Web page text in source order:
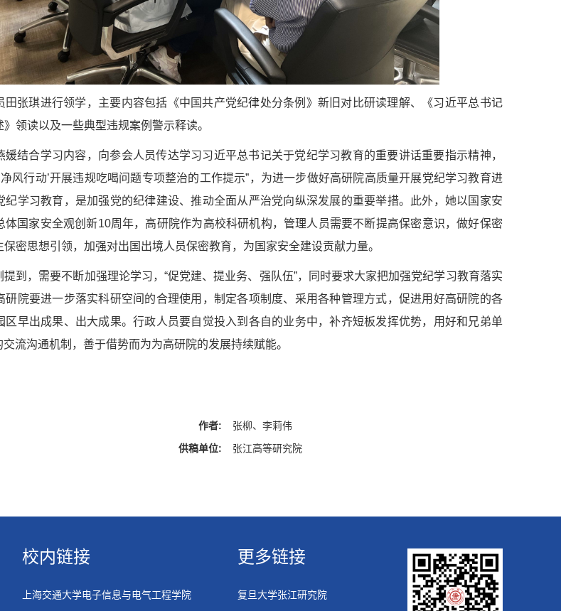
田张琪进行领学，主要内容包括《中国共产党纪律处分条例》新旧对比研读理解、《习近平总书记
领读以及一些典型违规案例警示释读。
媛结合学习内容，向参会人员传达学习习近平总书记关于党纪学习教育的重要讲话重要指示精神，
净风行动’开展违规吃喝问题专项整治的工作提示”，为进一步做好高研院高质量开展党纪学习教育进
纪学习教育，是加强党的纪律建设、推动全面从严治党向纵深发展的重要举措。此外，她以国家安
体国家安全观创新10周年，高研院作为高校科研机构，管理人员需要不断提高保密意识，做好保密
密思想引领，加强对出国出境人员保密教育，为国家安全建设贡献力量。
到，需要不断加强理论学习，“促党建、提业务、强队伍”，同时要求大家把加强党纪学习教育落实
研院要进一步落实科研空间的合理使用，制定各项制度、采用各种管理方式，促进用好高研院的各
区早出成果、出大成果。行政人员要自觉投入到各自的业务中，补齐短板发挥优势，用好和兄弟单
流沟通机制，善于借势而为为高研院的发展持续赋能。
作者:
张柳、李莉伟
供稿单位:
张江高等研究院
校内链接
上海交通大学电子信息与电气工程学院
更多链接
复旦大学张江研究院